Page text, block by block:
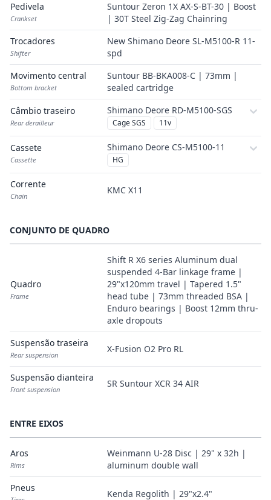
Pedivela
Crankset
Suntour Zeron 1X AX-S-BT-30 | Boost
| 30T Steel Zig-Zag Chainring
Trocadores
Shifter
New Shimano Deore SL-M5100-R 11-
spd
Movimento central
Bottom bracket
Suntour BB-BKA008-C | 73mm |
sealed cartridge
Câmbio traseiro
Rear derailleur
Shimano Deore RD-M5100-SGS
Cage SGS 11v
Cassete
Cassette
Shimano Deore CS-M5100-11
HG
Corrente
Chain
KMC X11
CONJUNTO DE QUADRO
Quadro
Frame
Shift R X6 series Aluminum dual
suspended 4-Bar linkage frame |
29"x120mm travel | Tapered 1.5"
head tube | 73mm threaded BSA |
Enduro bearings | Boost 12mm thru-
axle dropouts
Suspensão traseira
Rear suspension
X-Fusion O2 Pro RL
Suspensão dianteira
Front suspension
SR Suntour XCR 34 AIR
ENTRE EIXOS
Aros
Rims
Weinmann U-28 Disc | 29" x 32h |
aluminum double wall
Pneus
Kenda Regolith | 29"x2.4"